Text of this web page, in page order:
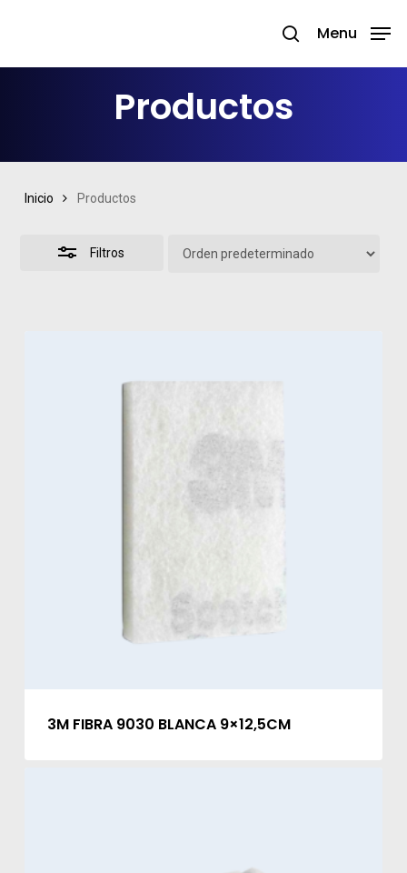
main
search
Menu
Productos
Inicio Productos
Filtros
Close
Filters
3M FIBRA 9030 BLANCA 9×12,5CM